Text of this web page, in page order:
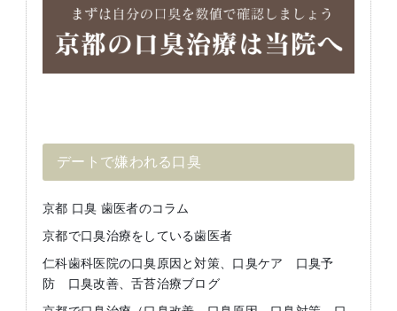
デートで嫌われる口臭
京都 口臭 歯医者のコラム
京都で口臭治療をしている歯医者
仁科歯科医院の口臭原因と対策、口臭ケア 口臭予
防 口臭改善、舌苔治療ブログ